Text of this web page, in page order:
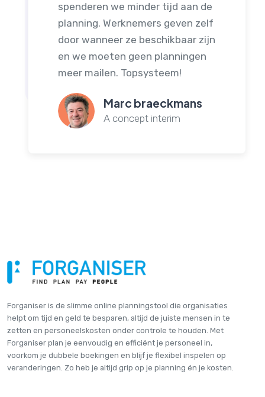
spenderen we minder tijd aan de
planning. Werknemers geven zelf
door wanneer ze beschikbaar zijn
en we moeten geen planningen
meer mailen. Topsysteem!
Marc braeckmans
A concept interim
Forganiser is de slimme online plannings­tool die organisaties
helpt om tijd en geld te besparen, altijd de juiste mensen in te
zetten en personeelskosten onder controle te houden. Met
Forganiser plan je eenvoudig en efficiënt je personeel in,
voorkom je dubbele boekingen en blijf je flexibel inspelen op
veranderingen. Zo heb je altijd grip op je planning én je kosten.